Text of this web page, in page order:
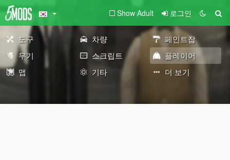
Show Adult 로그인
도구 차량
페인트잡
무기
스크립트
플레이어
맵
기타 더 보기